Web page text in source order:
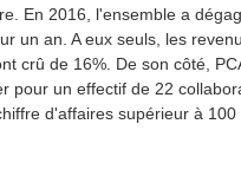
En 2016, l'ensemble a
un an. A eux seuls, les
crû de 16%. De son côté,
pour un effectif de 22
d'affaires supérieur à 100